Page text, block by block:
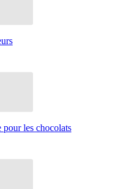
pour les chocolats